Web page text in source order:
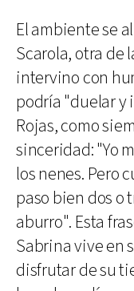
El ambiente se
Scarola, otra de
intervino con
podría "duelar y
Rojas, como
sinceridad: "Yo
los nenes. Pero
paso bien dos o
aburro". Esta
Sabrina vive en
disfrutar de su